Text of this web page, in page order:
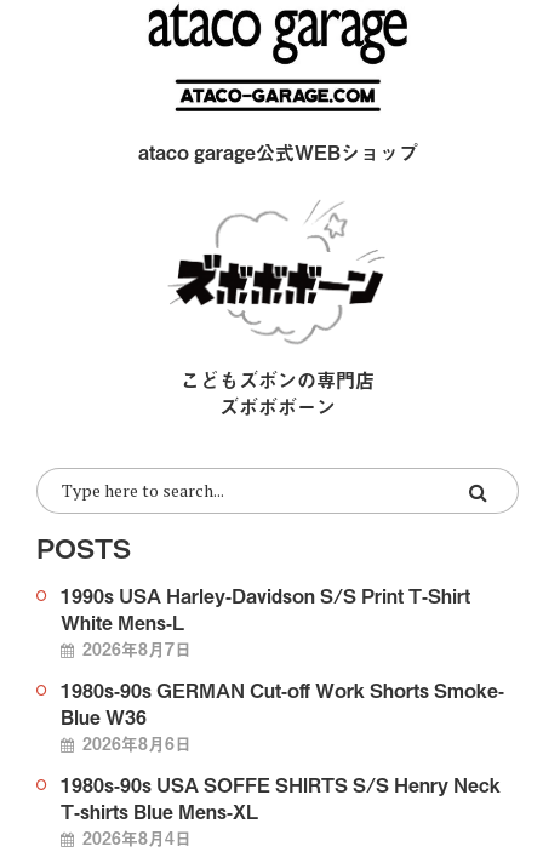
ataco garage公式WEBショップ
こどもズボンの専門店
ズボボボーン
POSTS
1990s USA Harley-Davidson S/S Print T-Shirt
White Mens-L
2026年8月7日
1980s-90s GERMAN Cut-off Work Shorts Smoke-
Blue W36
2026年8月6日
1980s-90s USA SOFFE SHIRTS S/S Henry Neck
T-shirts Blue Mens-XL
2026年8月4日